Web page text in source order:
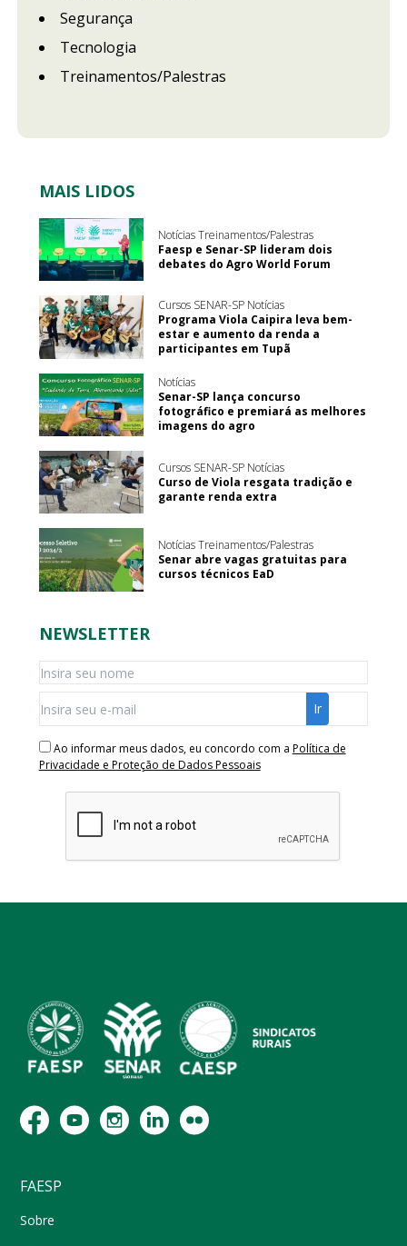
Segurança
Tecnologia
Treinamentos/Palestras
MAIS LIDOS
Notícias Treinamentos/Palestras
Faesp e Senar-SP lideram dois
debates do Agro World Forum
Cursos SENAR-SP Notícias
Programa Viola Caipira leva bem-
estar e aumento da renda a
participantes em Tupã
Notícias
Senar-SP lança concurso
fotográfico e premiará as melhores
imagens do agro
Cursos SENAR-SP Notícias
Curso de Viola resgata tradição e
garante renda extra
Notícias Treinamentos/Palestras
Senar abre vagas gratuitas para
cursos técnicos EaD
NEWSLETTER
Ao informar meus dados, eu concordo com a Política de
Privacidade e Proteção de Dados Pessoais
FAESP
Sobre